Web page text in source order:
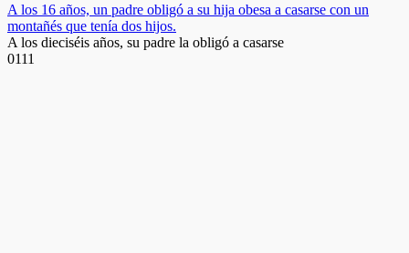
A los 16 años, un padre obligó a su hija obesa a casarse con un
montañés que tenía dos hijos.
A los dieciséis años, su padre la obligó a casarse
0111